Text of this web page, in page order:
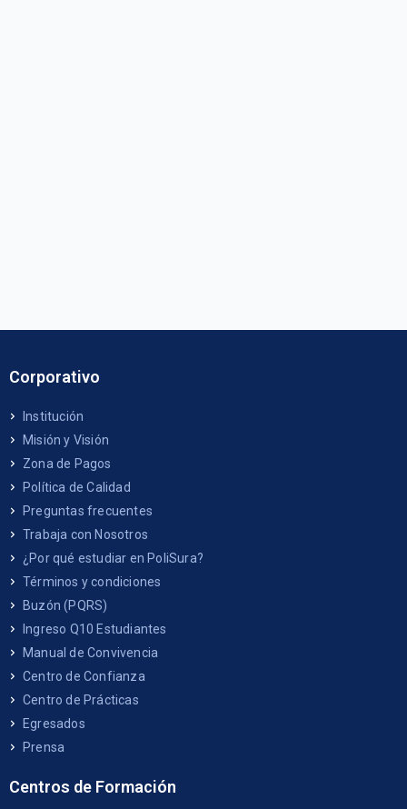
Corporativo
Institución
Misión y Visión
Zona de Pagos
Política de Calidad
Preguntas frecuentes
Trabaja con Nosotros
¿Por qué estudiar en PoliSura?
Términos y condiciones
Buzón (PQRS)
Ingreso Q10 Estudiantes
Manual de Convivencia
Centro de Confianza
Centro de Prácticas
Egresados
Prensa
Centros de Formación